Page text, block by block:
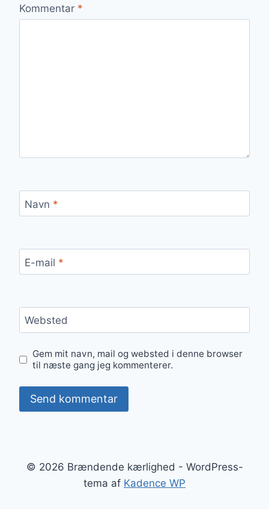
Kommentar *
Navn *
E-mail *
Websted
Gem mit navn, mail og websted i denne browser
til næste gang jeg kommenterer.
© 2026 Brændende kærlighed - WordPress-
tema af Kadence WP